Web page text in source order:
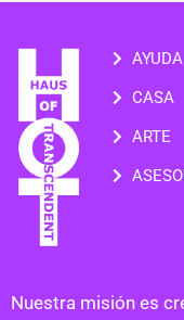
AYUDA
CASA
ARTE
Nuestra misión es